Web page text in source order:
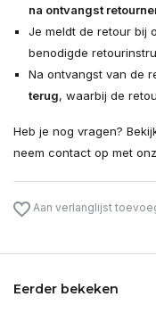
na ontvangst
Je meldt de retour bij
benodigde
Na ontvangst van de
terug, waarbij de
Heb je nog vragen?
neem contact op met
Aan verlanglijst
Eerder bekeken